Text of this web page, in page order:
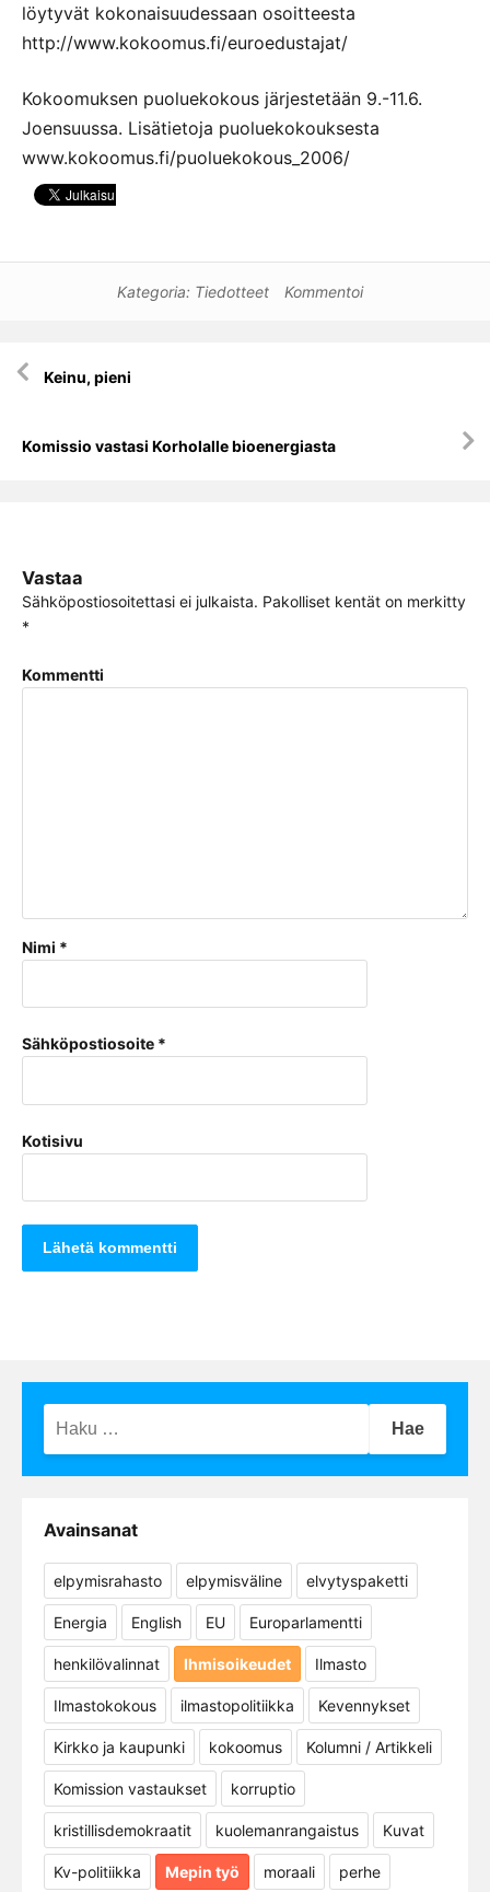
löytyvät kokonaisuudessaan osoitteesta
http://www.kokoomus.fi/euroedustajat/
Kokoomuksen puoluekokous järjestetään 9.-11.6.
Joensuussa. Lisätietoja puoluekokouksesta
www.kokoomus.fi/puoluekokous_2006/
Kategoria: Tiedotteet Kommentoi
Artikkelien
selausKeinu, pieni
Komissio vastasi Korholalle bioenergiasta
Vastaa
Sähköpostiosoitettasi ei julkaista. Pakolliset kentät on merkitty
*
Kommentti
Nimi *
Sähköpostiosoite *
Kotisivu
Avainsanat
elpymisrahasto elpymisväline elvytyspaketti
Energia English EU Europarlamentti
henkilövalinnat Ihmisoikeudet Ilmasto
Ilmastokokous ilmastopolitiikka Kevennykset
Kirkko ja kaupunki kokoomus Kolumni / Artikkeli
Komission vastaukset korruptio
kristillisdemokraatit kuolemanrangaistus Kuvat
Kv-politiikka Mepin työ moraali perhe